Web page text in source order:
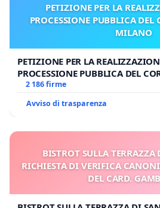
PETIZIONE PER LA
PROCESSIONE PUBBLICA
MILANO
PETIZIONE PER LA
PROCESSIONE PUBBLICA DEL
MILANO
2 186 firme
Avviso di trasparenza
BISTROT SULLA TERRAZZA
RICHIESTA DI VERIFICA
DEL CARD.